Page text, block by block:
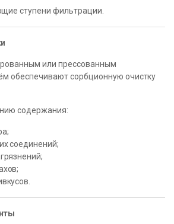
ступени фильтрации.
или прессованным
обеспечивают сорбционную очистку
содержания:
соединений;